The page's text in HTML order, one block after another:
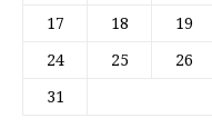
17 18 19
24 25 26
31